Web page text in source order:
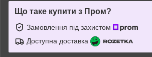
Що таке купити з Пром?
Замовлення під захистом
Доступна доставка